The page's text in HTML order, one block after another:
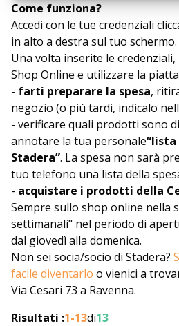
Come funziona?
Accedi con le tue credenziali
in alto a destra sul tuo schermo.
Una volta inserite le
Shop Online e utilizzare la
- farti preparare la spesa,
negozio (o più tardi, indicalo
- verificare quali prodotti sono
annotare la tua personale“lista
Stadera”. La spesa non sarà
tuo telefono una lista della
- acquistare i prodotti della
Sempre sullo shop online nella
settimanali" nel periodo di
dal giovedì alla domenica.
Non sei socia/socio di Stadera?
facile diventarlo o vienici a
Via Cesari 73 a Ravenna.
Risultati :1-13di13